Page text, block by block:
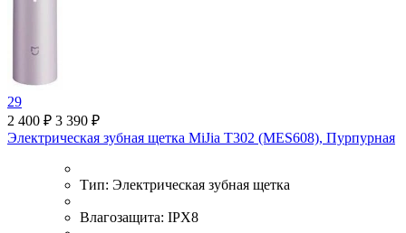
29
2 400 ₽ 3 390 ₽
Электрическая зубная щетка MiJia T302 (MES608), Пурпурная
Тип: Электрическая зубная щетка
Влагозащита: IPX8